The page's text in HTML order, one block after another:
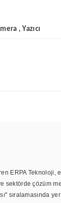
, Yazıcı
ERPA Teknoloji,
sektörde çözüm
sıralamasında